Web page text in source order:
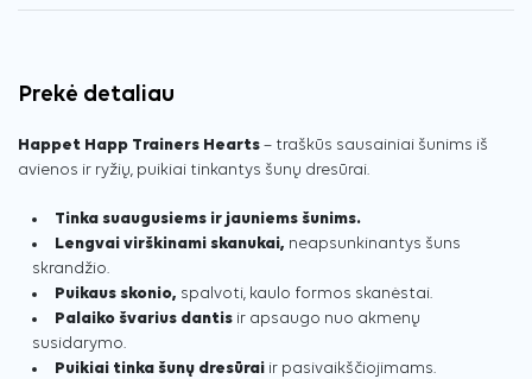
Prekė detaliau
Happet Happ Trainers Hearts – traškūs sausainiai šunims iš
avienos ir ryžių, puikiai tinkantys šunų dresūrai.
Tinka suaugusiems ir jauniems šunims.
Lengvai virškinami skanukai, neapsunkinantys šuns
skrandžio.
Puikaus skonio, spalvoti, kaulo formos skanėstai.
Palaiko švarius dantis ir apsaugo nuo akmenų
susidarymo.
Puikiai tinka šunų dresūrai ir pasivaikščiojimams.